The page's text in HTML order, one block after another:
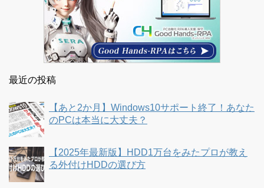
最近の投稿
【あと2か月】Windows10サポート終了！あなた
のPCは本当に大丈夫？
【2025年最新版】HDD1万台をみたプロが教え
る外付けHDDの選び方